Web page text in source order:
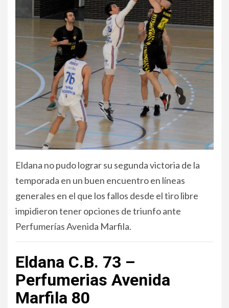
Eldana no pudo lograr su segunda victoria de la
temporada en un buen encuentro en líneas
generales en el que los fallos desde el tiro libre
impidieron tener opciones de triunfo ante
Perfumerías Avenida Marfila.
Eldana C.B. 73 –
Perfumerias Avenida
Marfila 80